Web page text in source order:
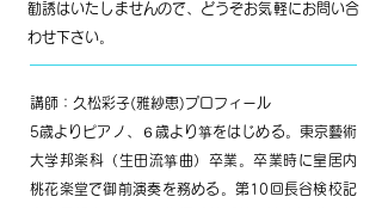
勧誘はいたしませんので、どうぞお気軽にお問い合
わせ下さい。
講師：久松彩子(雅紗恵)プロフィール
5歳よりピアノ、６歳より箏をはじめる。東京藝術
大学邦楽科（生田流箏曲）卒業。卒業時に皇居内
桃花楽堂で御前演奏を務める。第10回長谷検校記